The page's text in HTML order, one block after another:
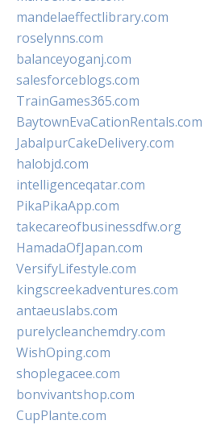
mandelaeffectlibrary.com
roselynns.com
balanceyoganj.com
salesforceblogs.com
TrainGames365.com
BaytownEvaCationRentals.com
JabalpurCakeDelivery.com
halobjd.com
intelligenceqatar.com
PikaPikaApp.com
takecareofbusinessdfw.org
HamadaOfJapan.com
VersifyLifestyle.com
kingscreekadventures.com
antaeuslabs.com
purelycleanchemdry.com
WishOping.com
shoplegacee.com
bonvivantshop.com
CupPlante.com